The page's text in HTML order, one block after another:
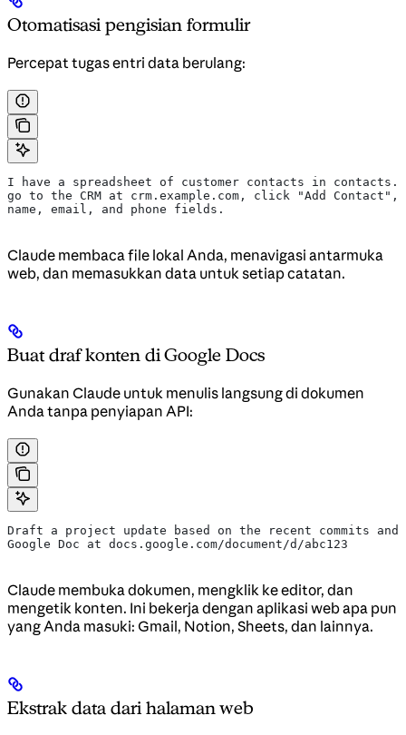
Otomatisasi pengisian formulir
Percepat tugas entri data berulang:
I have a spreadsheet of customer contacts in
go to the CRM at crm.example.com, click "Add
name, email, and phone fields.
Claude membaca file lokal Anda, menavigasi antarmuka
web, dan memasukkan data untuk setiap catatan.
Buat draf konten di Google Docs
Gunakan Claude untuk menulis langsung di dokumen
Anda tanpa penyiapan API:
Draft a project update based on the recent commits
Google Doc at docs.google.com/document/d/abc123
Claude membuka dokumen, mengklik ke editor, dan
mengetik konten. Ini bekerja dengan aplikasi web apa pun
yang Anda masuki: Gmail, Notion, Sheets, dan lainnya.
Ekstrak data dari halaman web